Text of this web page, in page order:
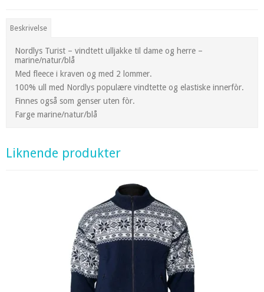
Beskrivelse
Nordlys Turist – vindtett ulljakke til dame og herre –
marine/natur/blå
Med fleece i kraven og med 2 lommer.
100% ull med Nordlys populære vindtette og elastiske innerfòr.
Finnes også som genser uten fòr.
Farge marine/natur/blå
Liknende produkter